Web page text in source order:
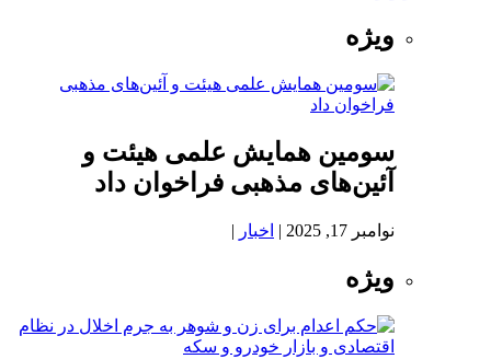
ویژه
سومین همایش علمی هیئت و
آئین‌های مذهبی فراخوان داد
نوامبر 17, 2025 | اخبار |
ویژه